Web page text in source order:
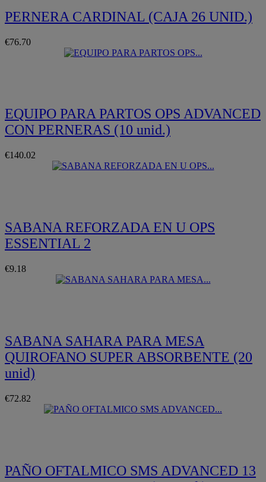
PERNERA CARDINAL (CAJA 26 UNID.)
€76.70
EQUIPO PARA PARTOS OPS ADVANCED
CON PERNERAS (10 unid.)
€140.02
SABANA REFORZADA EN U OPS
ESSENTIAL 2
€9.18
SABANA SAHARA PARA MESA
QUIROFANO SUPER ABSORBENTE (20
unid)
€72.82
PAÑO OFTALMICO SMS ADVANCED 13